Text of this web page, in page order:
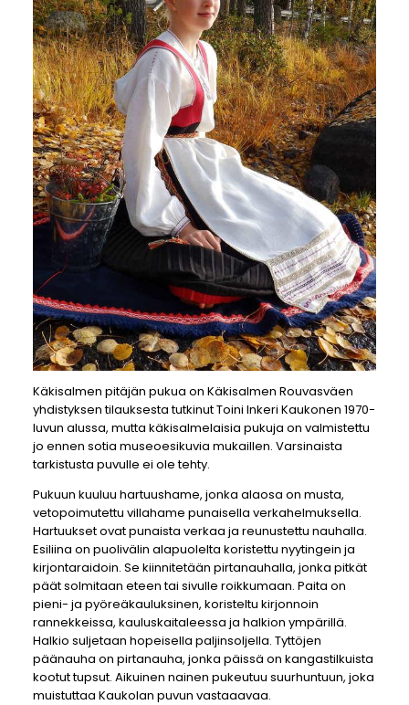
Käkisalmen pitäjän pukua on Käkisalmen Rouvasväen
yhdistyksen tilauksesta tutkinut Toini Inkeri Kaukonen 1970-
luvun alussa, mutta käkisalmelaisia pukuja on valmistettu
jo ennen sotia museoesikuvia mukaillen. Varsinaista
tarkistusta puvulle ei ole tehty.
Pukuun kuuluu hartuushame, jonka alaosa on musta,
vetopoimutettu villahame punaisella verkahelmuksella.
Hartuukset ovat punaista verkaa ja reunustettu nauhalla.
Esiliina on puolivälin alapuolelta koristettu nyytingein ja
kirjontaraidoin. Se kiinnitetään pirtanauhalla, jonka pitkät
päät solmitaan eteen tai sivulle roikkumaan. Paita on
pieni- ja pyöreäkauluksinen, koristeltu kirjonnoin
rannekkeissa, kauluskaitaleessa ja halkion ympärillä.
Halkio suljetaan hopeisella paljinsoljella. Tyttöjen
päänauha on pirtanauha, jonka päissä on kangastilkuista
kootut tupsut. Aikuinen nainen pukeutuu suurhuntuun, joka
muistuttaa Kaukolan puvun vastaaavaa.